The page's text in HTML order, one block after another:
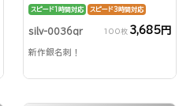
スピード1時間対応 スピード3時間対応
silv-0036qr 100枚 3,685円
新作銀名刺！